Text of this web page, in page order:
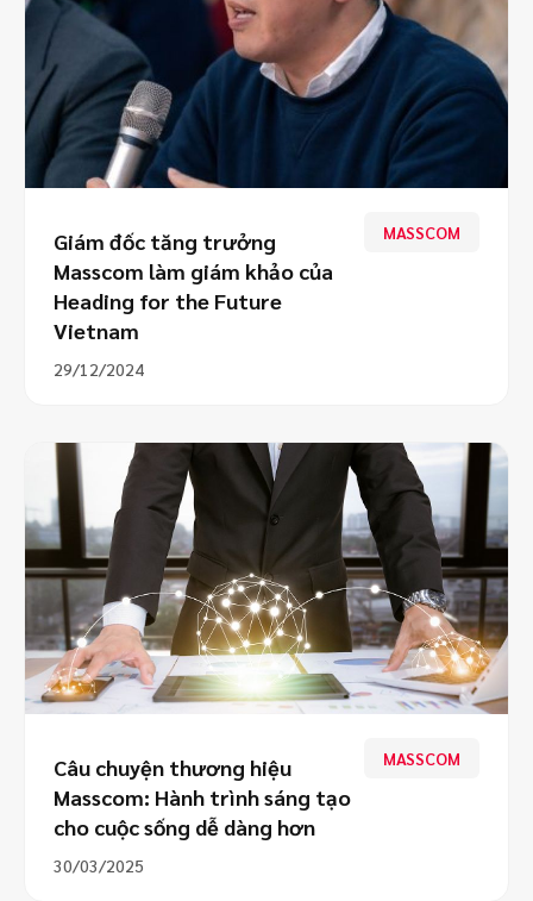
MASSCOM
Giám đốc tăng trưởng
Masscom làm giám khảo của
Heading for the Future
Vietnam
29/12/2024
MASSCOM
Câu chuyện thương hiệu
Masscom: Hành trình sáng tạo
cho cuộc sống dễ dàng hơn
30/03/2025